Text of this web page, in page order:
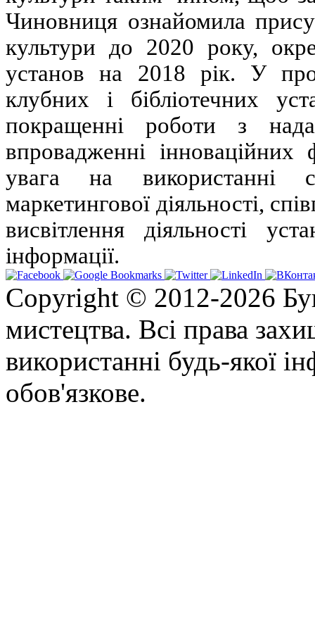
Чиновниця ознайомила
культури до 2020 року,
установ на 2018 рік. У
клубних і бібліотечних
покращенні роботи з
впровадженні
увага на використанні
маркетингової діяльності,
висвітлення діяльності
інформації.
Copyright © 2012-2026
мистецтва. Всі права
використанні будь-якої
обов'язкове.